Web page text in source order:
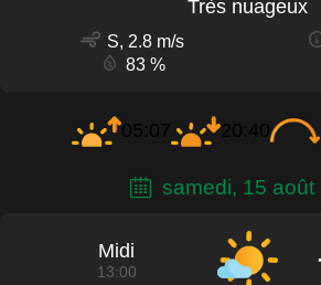
Très nuageux
S, 2.8 m/s
83 %
05:07 20:40
samedi, 15 août
Midi
13:00